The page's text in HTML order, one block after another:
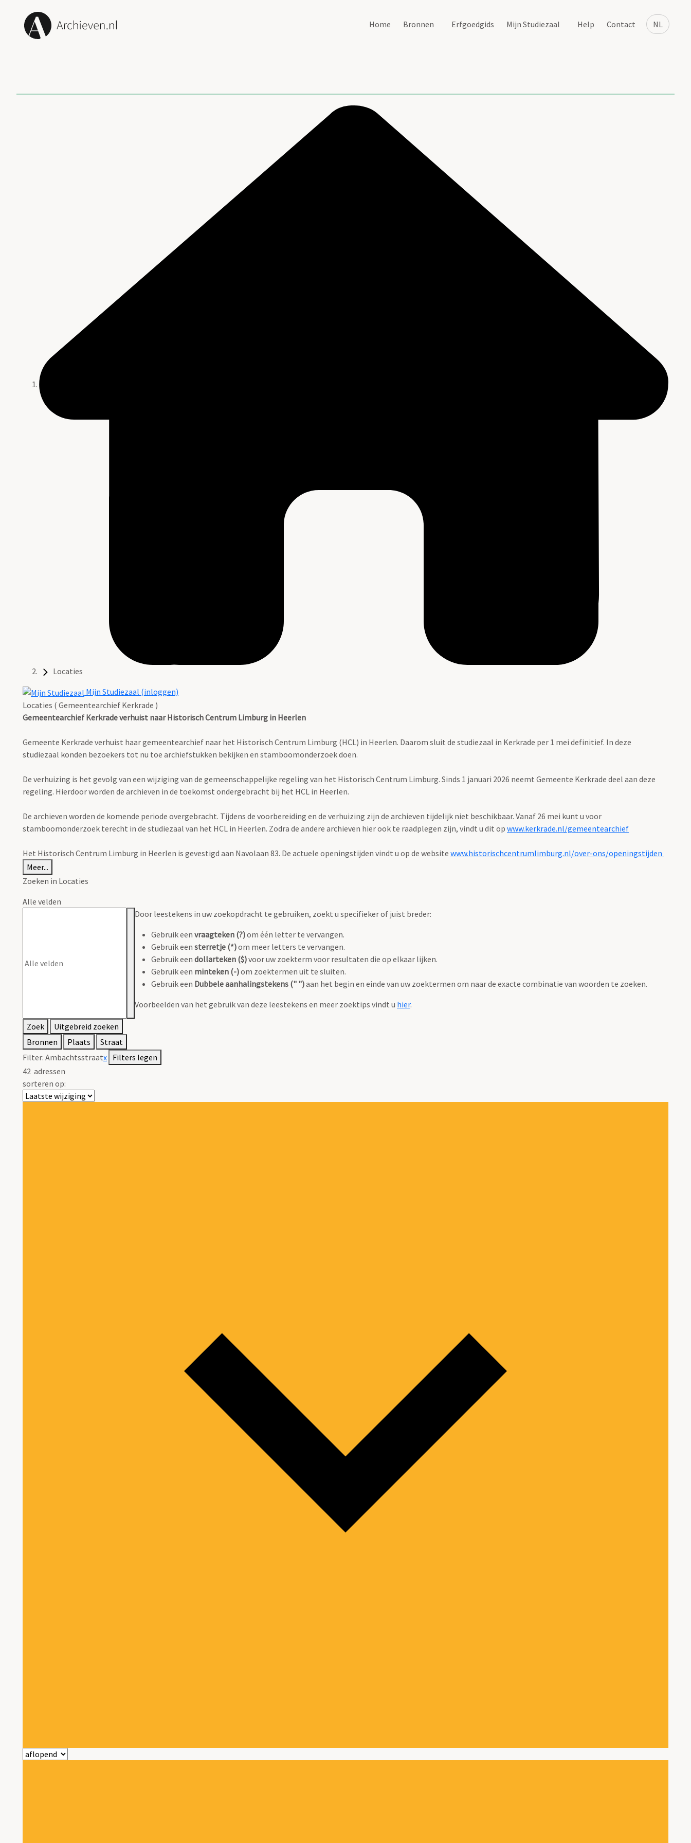
NL
Home Bronnen Erfgoedgids Mijn Studiezaal Help Contact
Locaties
Mijn Studiezaal (inloggen)
Locaties ( Gemeentearchief Kerkrade )
Gemeentearchief Kerkrade verhuist naar Historisch Centrum Limburg in Heerlen
Gemeente Kerkrade verhuist haar gemeentearchief naar het Historisch Centrum Limburg (HCL) in Heerlen. Daarom sluit de studiezaal in Kerkrade per 1 mei definitief. In deze
studiezaal konden bezoekers tot nu toe archiefstukken bekijken en stamboomonderzoek doen.
De verhuizing is het gevolg van een wijziging van de gemeenschappelijke regeling van het Historisch Centrum Limburg. Sinds 1 januari 2026 neemt Gemeente Kerkrade deel aan deze
regeling. Hierdoor worden de archieven in de toekomst ondergebracht bij het HCL in Heerlen.
De archieven worden de komende periode overgebracht. Tijdens de voorbereiding en de verhuizing zijn de archieven tijdelijk niet beschikbaar. Vanaf 26 mei kunt u voor
stamboomonderzoek terecht in de studiezaal van het HCL in Heerlen. Zodra de andere archieven hier ook te raadplegen zijn, vindt u dit op www.kerkrade.nl/gemeentearchief
Het Historisch Centrum Limburg in Heerlen is gevestigd aan Navolaan 83. De actuele openingstijden vindt u op de website www.historischcentrumlimburg.nl/over-ons/openingstijden
Meer...
Zoeken in Locaties
Alle velden
Door leestekens in uw zoekopdracht te gebruiken, zoekt u specifieker of juist breder:
Gebruik een vraagteken (?)om één letter te vervangen.
Gebruik een sterretje (*)om meer letters te vervangen.
Gebruik een dollarteken ($)voor uw zoekterm voor resultaten die op elkaar lijken.
Gebruik een minteken (-)om zoektermen uit te sluiten.
Gebruik een Dubbele aanhalingstekens (" ")aan het begin en einde van uw zoektermen om naar de exacte combinatie van woorden te zoeken.
Voorbeelden van het gebruik van deze leestekens en meer zoektips vindt u hier.
Zoek
Uitgebreid zoeken
Bronnen
Plaats
Straat
Filter: Ambachtsstraatx Filters legen
42 adressen
sorteren op: